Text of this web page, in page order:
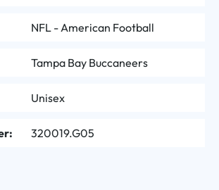
NFL - American Football
Tampa Bay Buccaneers
Unisex
320019.G05